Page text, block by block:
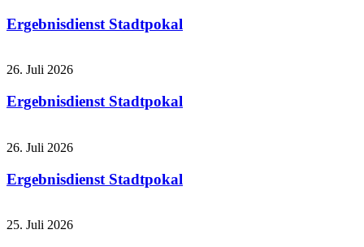
Ergebnisdienst Stadtpokal
26. Juli 2026
Ergebnisdienst Stadtpokal
26. Juli 2026
Ergebnisdienst Stadtpokal
25. Juli 2026